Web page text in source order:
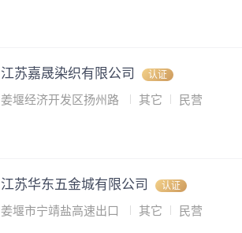
江苏嘉晟染织有限公司 认证
姜堰经济开发区扬州路 其它 民营
江苏华东五金城有限公司 认证
姜堰市宁靖盐高速出口 其它 民营